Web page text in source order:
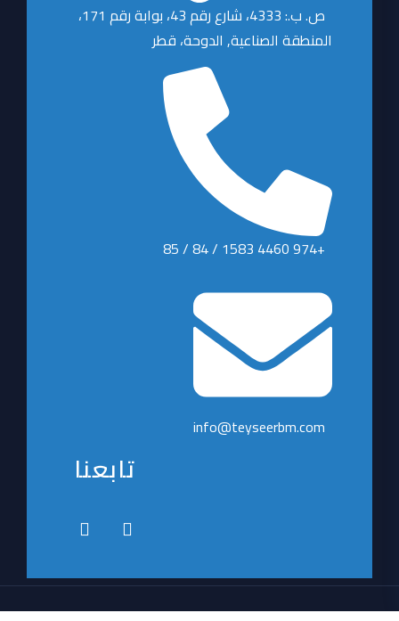
ص. ب.: 4333، شارع رقم 43، بوابة رقم 171،
المنطقة الصناعية, الدوحة، قطر
+974 4460 1583 / 84 / 85
تابعنا